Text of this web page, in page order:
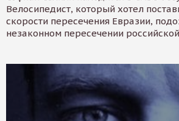
Велосипедист, который хотел
скорости пересечения Евразии,
незаконном пересечении